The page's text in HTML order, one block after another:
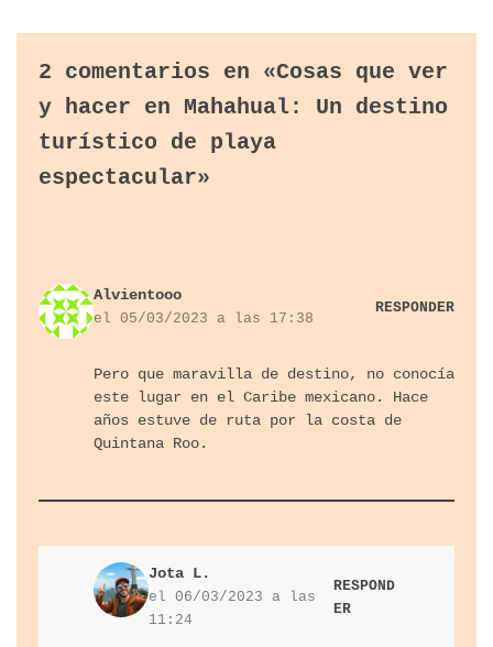
2 comentarios en «Cosas que ver
y hacer en Mahahual: Un destino
turístico de playa
espectacular»
Alvientooo
el 05/03/2023 a las 17:38
RESPONDER
Pero que maravilla de destino, no conocía
este lugar en el Caribe mexicano. Hace
años estuve de ruta por la costa de
Quintana Roo.
Jota L.
el 06/03/2023 a las
11:24
RESPOND
ER